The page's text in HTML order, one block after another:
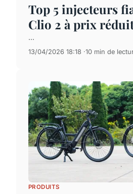
Top 5 injecteurs
Clio 2 à prix
...
13/04/2026 18:18 10 min de
PRODUITS